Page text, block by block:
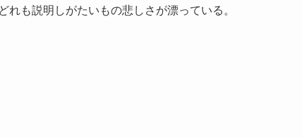
れも説明しがたいもの悲しさが漂っている。